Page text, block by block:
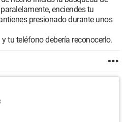
enciendes tu
presionado durante unos
tu teléfono debería reconocerlo.